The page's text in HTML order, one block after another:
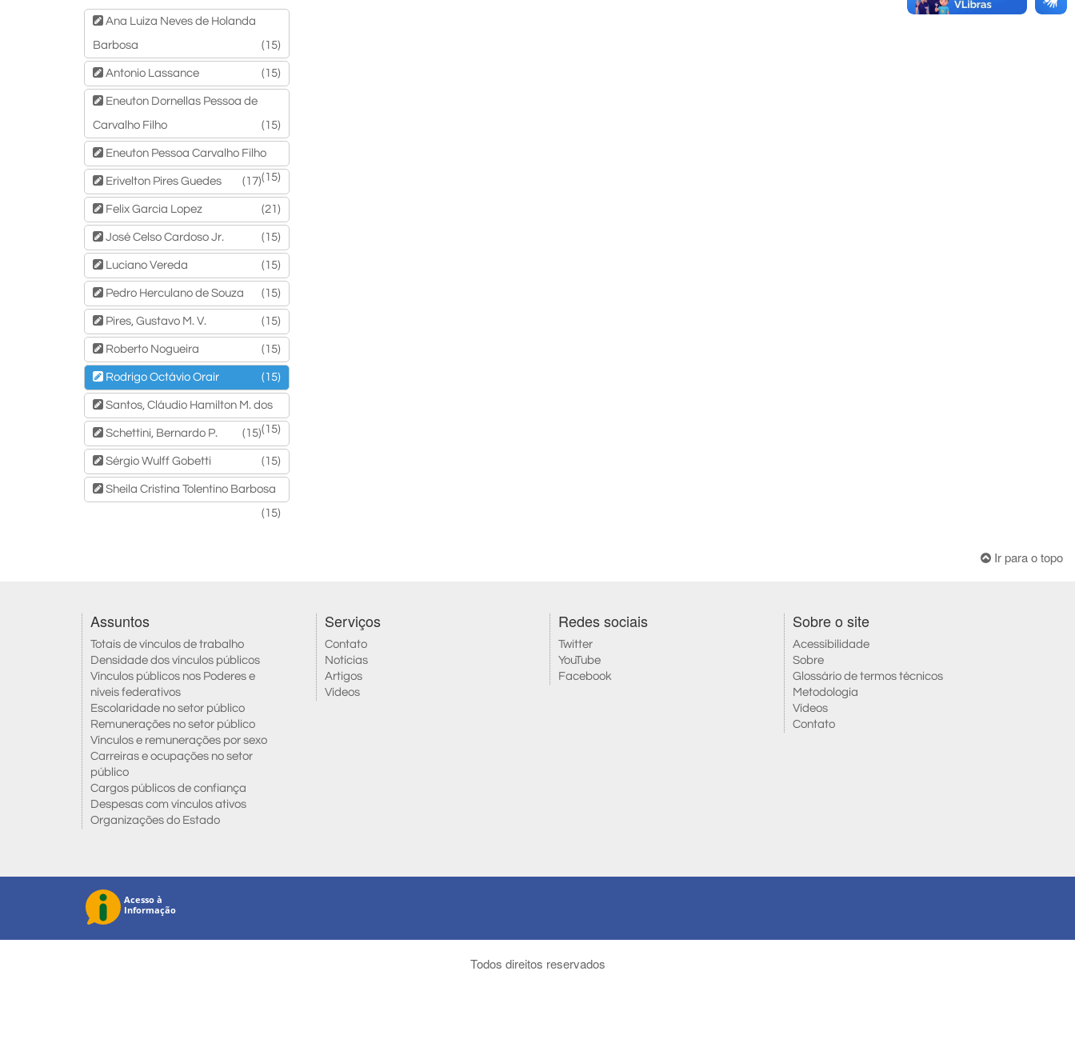
Ana Luiza Neves de Holanda
Barbosa
(15)
Antonio Lassance (15)
Eneuton Dornellas Pessoa de
Carvalho Filho
(15)
Eneuton Pessoa Carvalho Filho
(15)
Erivelton Pires Guedes (17)
Felix Garcia Lopez (21)
José Celso Cardoso Jr. (15)
Luciano Vereda (15)
Pedro Herculano de Souza (15)
Pires, Gustavo M. V. (15)
Roberto Nogueira (15)
Rodrigo Octávio Orair (15)
Santos, Cláudio Hamilton M. dos
(15)
Schettini, Bernardo P. (15)
Sérgio Wulff Gobetti (15)
Sheila Cristina Tolentino Barbosa
(15)
Ir para o topo
Assuntos
Totais de vínculos de trabalho
Densidade dos vínculos públicos
Vínculos públicos nos Poderes e
níveis federativos
Escolaridade no setor público
Remunerações no setor público
Vínculos e remunerações por sexo
Carreiras e ocupações no setor
público
Cargos públicos de confiança
Despesas com vínculos ativos
Organizações do Estado
Serviços
Contato
Notícias
Artigos
Vídeos
Redes sociais
Twitter
YouTube
Facebook
Sobre o site
Acessibilidade
Sobre
Glossário de termos técnicos
Metodologia
Vídeos
Contato
Todos direitos reservados